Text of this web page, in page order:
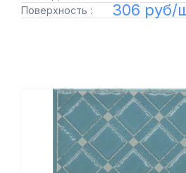
Поверхность :
306 руб/